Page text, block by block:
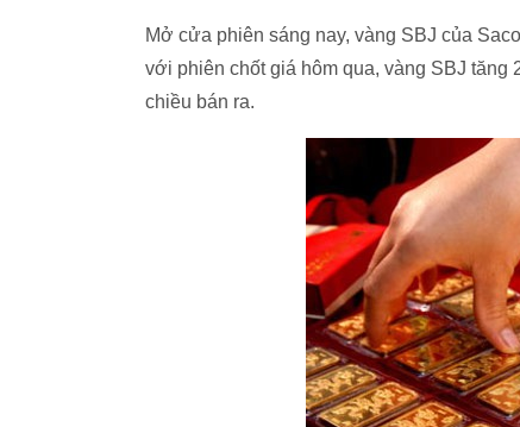
Mở cửa phiên sáng nay, vàng SBJ của
với phiên chốt giá hôm qua, vàng SBJ
chiều bán ra.